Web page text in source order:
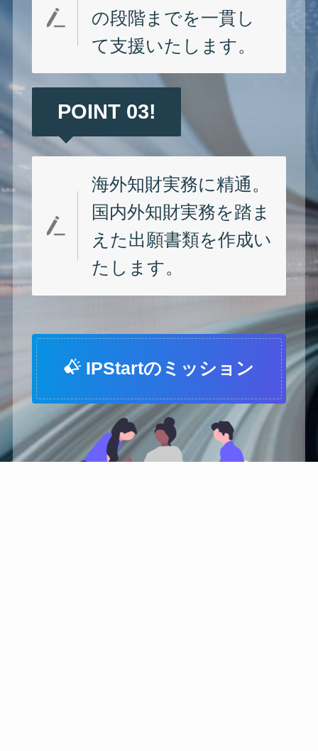
の段階までを一貫し
て支援いたします。
POINT 03!
海外知財実務に精通。
国内外知財実務を踏ま
えた出願書類を作成い
たします。
IPStartのミッション